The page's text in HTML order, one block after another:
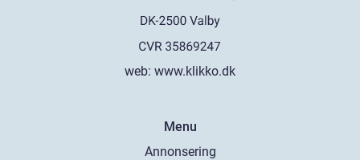
web: www.klikko.dk
Menu
Annonsering